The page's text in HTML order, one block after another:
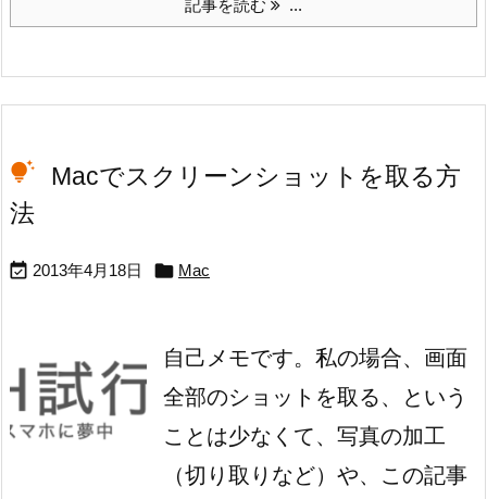
記事を読む ...
Macでスクリーンショットを取る方
法
 2013年4月18日  Mac
自己メモです。 私の場合、画面
全部のショットを取る、という
ことは少なくて、写真の加工
（切り取りなど）や、この記事